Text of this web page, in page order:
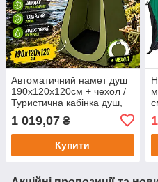
Автоматичний намет душ
190х120х120см + чехол /
Туристична кабінка душ,
переодягання
1 019,07 ₴
Купити